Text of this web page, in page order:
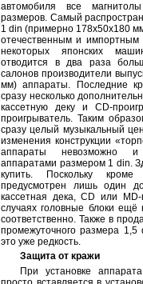
автомобиля все
размеров. Самый
1 din (примерно 178х50х180
отечественным и
некоторых японских
отводится в два раза
салонов производители
мм) аппараты. Последние
сразу несколько
кассетную деку и CD-
проигрыватель. Таким
сразу целый музыкальный
изменения конструкции
аппараты невозможно и
аппаратами размером 1 din.
купить. Поскольку
предусмотрен лишь один
кассетная дека, CD или
случаях головные блоки
соответственно. Также в
промежуточного размера
это уже редкость.
Защита от кражи
При установке